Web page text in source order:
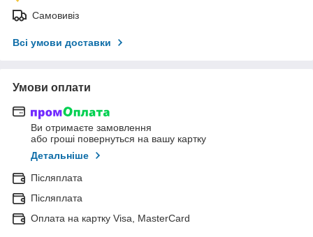
Самовивіз
Всі умови доставки
Умови оплати
Ви отримаєте замовлення
або гроші повернуться на вашу картку
Детальніше
Післяплата
Післяплата
Оплата на картку Visa, MasterCard